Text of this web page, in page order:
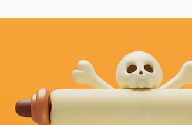
A plataforma criativa para você direcionar
seu melhor trabalho. Mais de 1 milhão de
assinantes entre criativos, empresas,